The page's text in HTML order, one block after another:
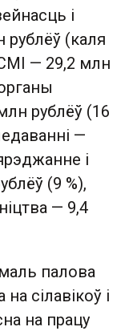
і
рублёў (каля
— 29,2 млн
рублёў (16
—
і
(9 %),
— 9,4
палова
сілавікоў і
на працу